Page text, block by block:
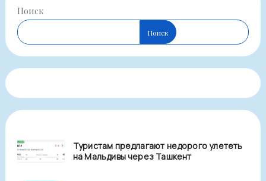
Поиск
Поиск
Туристам предлагают недорого улететь
на Мальдивы через Ташкент